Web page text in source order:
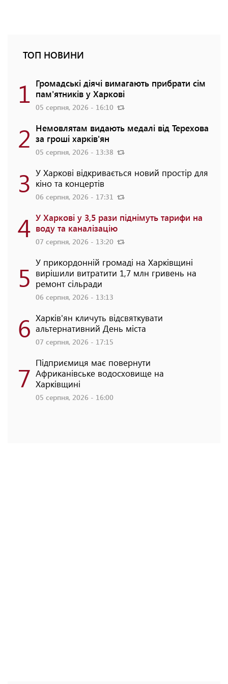
ТОП НОВИНИ
1 Громадські діячі вимагають прибрати сім
пам'ятників у Харкові
05 серпня, 2026 - 16:10
2 Немовлятам видають медалі від Терехова
за гроші харків'ян
05 серпня, 2026 - 13:38
3 У Харкові відкривається новий простір для
кіно та концертів
06 серпня, 2026 - 17:31
4 У Харкові у 3,5 рази піднімуть тарифи на
воду та каналізацію
07 серпня, 2026 - 13:20
5 У прикордонній громаді на Харківщині
вирішили витратити 1,7 млн гривень на
ремонт сільради
06 серпня, 2026 - 13:13
6 Харків'ян кличуть відсвяткувати
альтернативний День міста
07 серпня, 2026 - 17:15
7 Підприємиця має повернути
Африканівське водосховище на
Харківщині
05 серпня, 2026 - 16:00